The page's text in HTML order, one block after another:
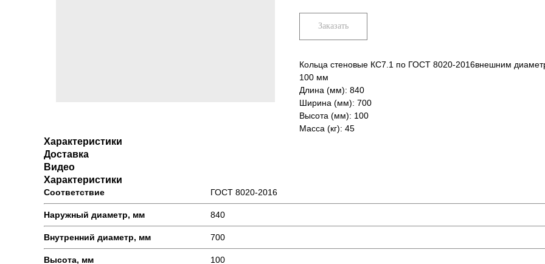
Заказать
Кольца стеновые КС7.1 по ГОСТ 8020-2016внешним
100 мм
Длина (мм): 840
Ширина (мм): 700
Высота (мм): 100
Масса (кг): 45
Характеристики
Доставка
Видео
Характеристики
Соответствие ГОСТ 8020-2016
Наружный диаметр, мм 840
Внутренний диаметр, мм 700
Высота, мм 100